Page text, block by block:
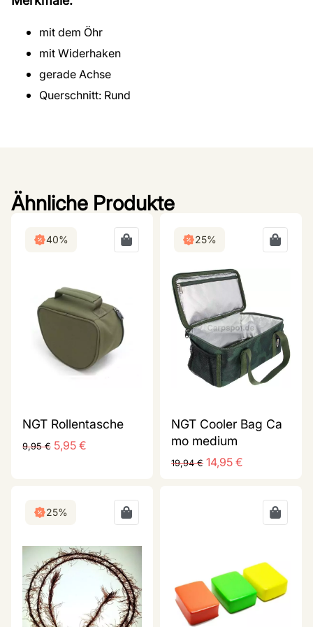
mit dem Öhr
mit Widerhaken
gerade Achse
Querschnitt: Rund
Ähnliche Produkte
40%
NGT Rollentasche
9,95€ 5,95 €
25%
NGT Cooler Bag Ca
mo medium
19,94€ 14,95 €
25%